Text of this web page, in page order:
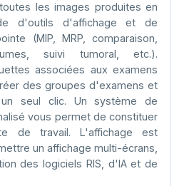
les images produites en
d'outils d'affichage et de
(MIP, MRP, comparaison,
suivi tumoral, etc.).
associées aux examens
des groupes d'examens et
seul clic. Un système de
vous permet de constituer
de travail. L'affichage est
un affichage multi-écrans,
des logiciels RIS, d'IA et de